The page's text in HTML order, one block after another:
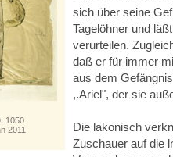
1050
2011
sich über seine
Tagelöhner und
verurteilen.
daß er für immer
aus dem
,.Ariel", der sie
Die lakonisch
Zuschauer auf die